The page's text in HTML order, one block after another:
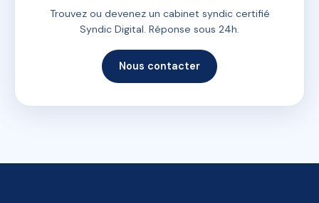
Trouvez ou devenez un cabinet syndic certifié
Syndic Digital. Réponse sous 24h.
Nous contacter